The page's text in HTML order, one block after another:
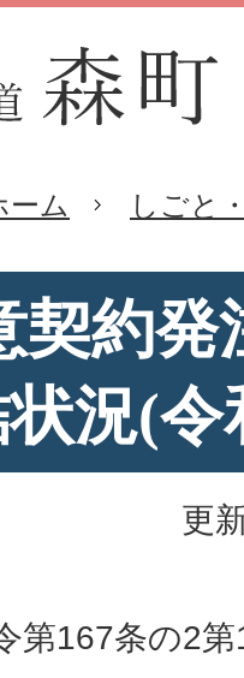
ーム しごと
契約発
況(令
更
第167条の2